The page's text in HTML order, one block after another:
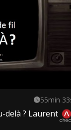
55min
delà ? Laurent